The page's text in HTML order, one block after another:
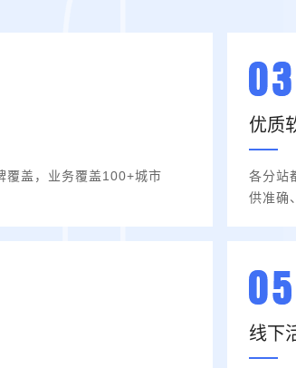
覆盖，业务覆盖100+城市
优质
各分站
供准确
线下